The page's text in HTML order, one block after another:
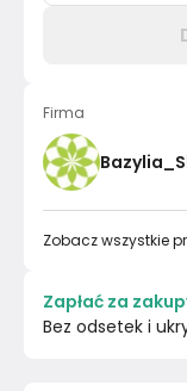
Firma
Zobacz wszystkie
Zapłać za
Bez odsetek i